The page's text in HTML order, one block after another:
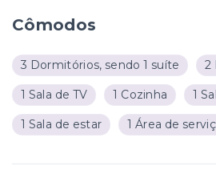
Cômodos
3 Dormitórios, sendo 1 suíte 2
1 Sala de TV 1 Cozinha 1
1 Sala de estar 1 Área de